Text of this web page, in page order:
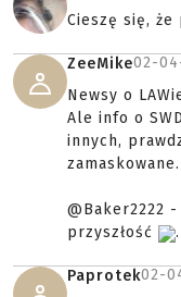
Cieszę się, że
ZeeMike02-
Newsy o
Ale info o
innych,
@Baker2222
przyszłość
.
Paprotek02-